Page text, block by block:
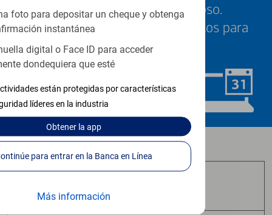
foto para depositar un cheque y obtenga
instantánea
digital o Face ID para acceder
dondequiera que esté
están protegidas por características
líderes en la industria
Obtenerla app
Continúe para entrar en la Banca en Línea
Más información
Sabemos que su tiempo es valioso.
Nuestros especialistas están listos para
ayudarle cuando quiera.
Programar ahora
Los productos de inversión y seguros: